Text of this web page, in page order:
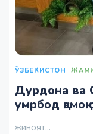
ЎЗБЕКИСТОН
Дурдона ва
умрбод қамоқ
жиноят...